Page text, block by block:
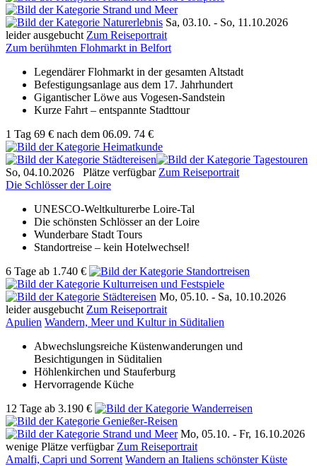
Sa, 03.10. - So, 11.10.2026
leider ausgebucht Zum Reiseportrait
Zum berühmten Flohmarkt in Belfort
Legendärer Flohmarkt in der gesamten Altstadt
Befestigungsanlage aus dem 17. Jahrhundert
Gigantischer Löwe aus Vogesen-Sandstein
Kurze Fahrt – entspannte Stadttour
1 Tag 69 € nach dem 06.09. 74 €
So, 04.10.2026 Plätze verfügbar Zum Reiseportrait
Die Schlösser der Loire
UNESCO-Weltkulturerbe Loire-Tal
Die schönsten Schlösser an der Loire
Wunderbare Stadt Tours
Standortreise – kein Hotelwechsel!
6 Tage ab 1.740 €
Mo, 05.10. - Sa, 10.10.2026
leider ausgebucht Zum Reiseportrait
Apulien Wandern, Meer und Kultur in Süditalien
Abwechslungsreiche Küstenwanderungen und
Besichtigungen in Süditalien
Höhlenkirchen und Stauferburg
Hervorragende Küche
12 Tage ab 3.190 €
Mo, 05.10. - Fr, 16.10.2026
wenige Plätze verfügbar Zum Reiseportrait
Amalfi, Capri und Sorrent Wandern an Italiens schönster Küste